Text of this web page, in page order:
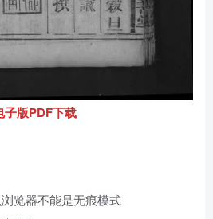
子版PDF下载
览器不能是无痕模式